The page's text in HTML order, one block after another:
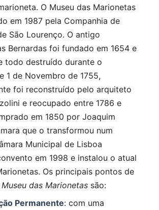
O Museu das Marionetas
em 1987 pela Companhia de
São Lourenço. O antigo
Bernardas foi fundado em 1654 e
todo destruído durante o
1 de Novembro de 1755,
foi reconstruído pelo arquiteto
e reocupado entre 1786 e
em 1850 por Joaquim
que o transformou num
Municipal de Lisboa
em 1998 e instalou o atual
Os principais pontos de
Museu das Marionetas são:
Permanente: com uma